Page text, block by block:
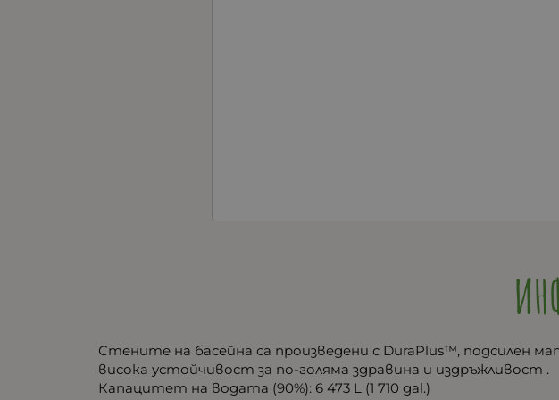
Стените на басейна са произведени с DuraPlus™, подсилен
висока устойчивост за по-голяма здравина и издръжливост .
Капацитет на водата (90%): 6 473 L (1 710 gal.)